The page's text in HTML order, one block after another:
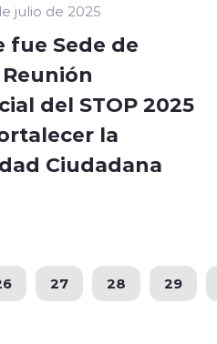
julio de 2025
fue Sede de
del STOP 2025
la
Ciudadana
27 28 29